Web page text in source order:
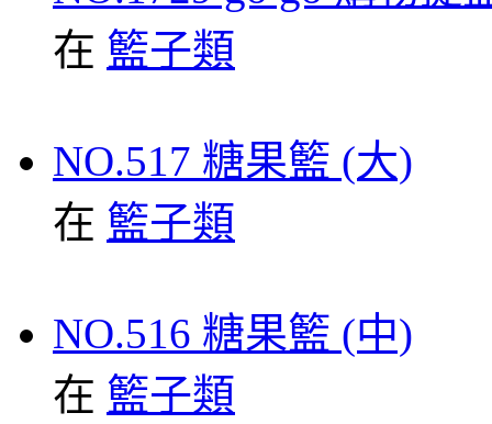
在 籃子類
NO.517 糖果籃 (大)
在 籃子類
NO.516 糖果籃 (中)
在 籃子類